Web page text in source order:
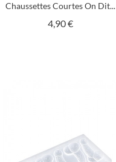
Chaussettes Courtes On Dit...
4,90 €Prix